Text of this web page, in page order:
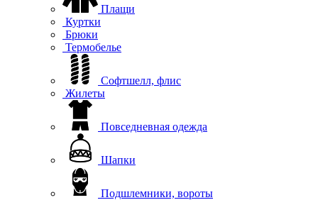
Плащи
Куртки
Брюки
Термобелье
Софтшелл, флис
Жилеты
Повседневная одежда
Шапки
Подшлемники, вороты